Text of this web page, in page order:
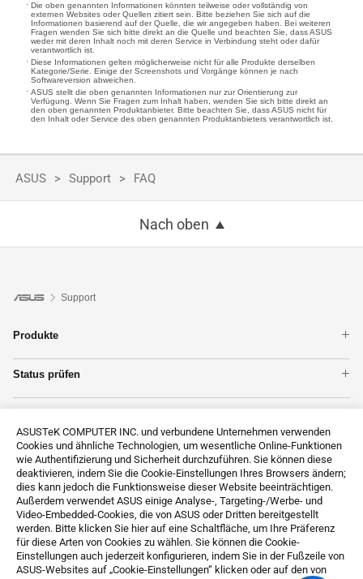
ASUSTeK COMPUTER INC. und verbundene Unternehmen verwenden
Cookies und ähnliche Technologien, um wesentliche Online-Funktionen
wie Authentifizierung und Sicherheit durchzuführen. Sie können diese
deaktivieren, indem Sie die Cookie-Einstellungen Ihres Browsers ändern;
dies kann jedoch die Funktionsweise dieser Website beeinträchtigen.
Außerdem verwendet ASUS einige Analyse-, Targeting-/Werbe- und
Video-Embedded-Cookies, die von ASUS oder Dritten bereitgestellt
werden. Bitte klicken Sie hier auf eine Schaltfläche, um Ihre Präferenz
für diese Arten von Cookies zu wählen. Sie können die Cookie-
Einstellungen auch jederzeit konfigurieren, indem Sie in der Fußzeile von
ASUS-Websites auf „Cookie-Einstellungen“ klicken oder auf den von
Die oben genannten Informationen könnten teilweise oder vollständig von
externen Websites oder Quellen zitiert sein. Bitte beziehen Sie sich auf die
Informationen basierend auf der Quelle, die wir angegeben haben. Bei weiteren
Fragen wenden Sie sich bitte direkt an die Quelle und beachten Sie, dass ASUS
weder mit deren Inhalt noch mit deren Service in Verbindung steht oder dafür
verantwortlich ist.
Diese Informationen gelten möglicherweise nicht für alle Produkte derselben
Kategorie/Serie. Einige der Screenshots und Vorgänge können je nach
Softwareversion abweichen.
ASUS stellt die oben genannten Informationen nur zur Orientierung zur
Verfügung. Wenn Sie Fragen zum Inhalt haben, wenden Sie sich bitte direkt an
den oben genannten Produktanbieter. Bitte beachten Sie, dass ASUS nicht für
den Inhalt oder Service des oben genannten Produktanbieters verantwortlich ist.
ASUS Support FAQ
Nach oben
Support
Produkte
ZenFones im Überblick
Mainboards
Grafikkarten
Monitore
Alle Produkte anzeigen
Status prüfen
Unterstützung
Produktregistrierung
ASUS Support Videos
Kontakt
Technische Unterstützung
MyASUS
ASUS Premium Care
Datenschutzanfrage
Impressum
About CSR for global